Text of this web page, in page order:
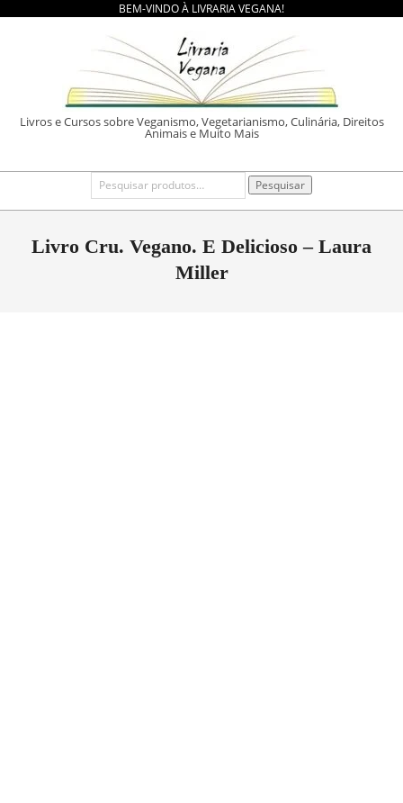
BEM-VINDO À LIVRARIA VEGANA!
LIVRARIA
Livros e Cursos sobre Veganismo, Vegetarianismo, Culinária, Direitos
Animais e Muito Mais
Primary
Pesquisar
por:
Pesquisar
Livro Cru. Vegano. E Delicioso – Laura
Miller